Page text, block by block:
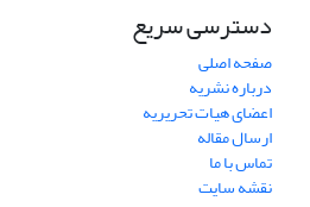
دسترسی سریع
صفحه اصلی
درباره نشریه
اعضای هیات تحریریه
ارسال مقاله
تماس با ما
نقشه سایت